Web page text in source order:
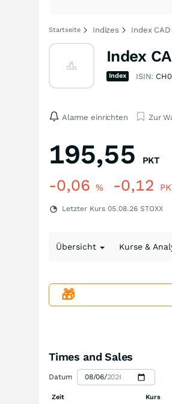
Startseite Indizes Index CAD
Index
Index ISIN:
Alarme einrichten Zur
195,55 PKT
-0,06 % -0,12
Letzter Kurs 05.08.26 STOXX
Übersicht Kurse &
🎁
Times and Sales
Datum
Zeit Kurs